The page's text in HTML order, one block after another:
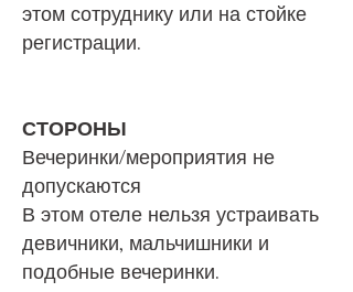
этом сотруднику или на стойке
регистрации.
СТОРОНЫ
Вечеринки/мероприятия не
допускаются
В этом отеле нельзя устраивать
девичники, мальчишники и
подобные вечеринки.